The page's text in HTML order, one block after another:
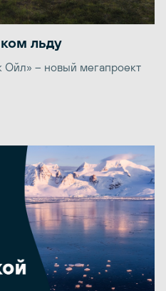
льду
Ойл» – новый мегапроект